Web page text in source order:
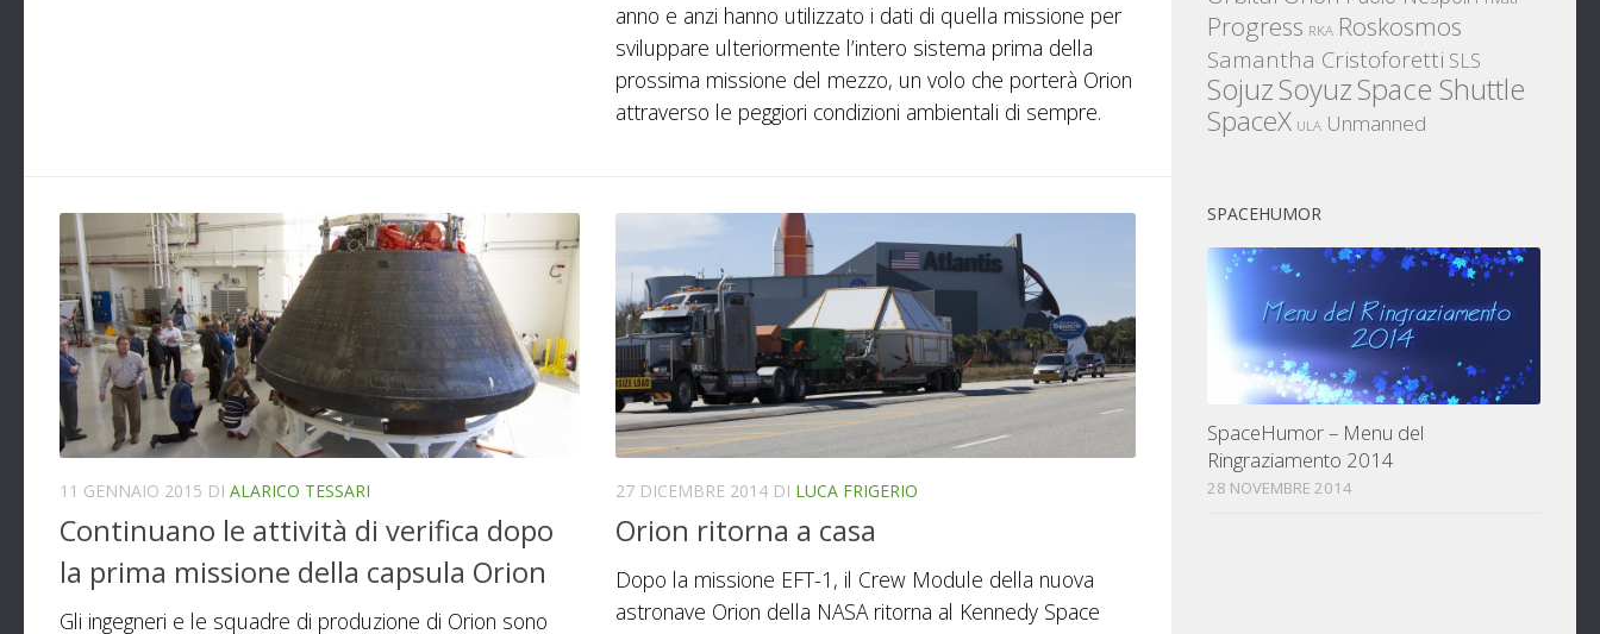
anno e anzi hanno utilizzato i dati di quella missione per
sviluppare ulteriormente l’intero sistema prima della
prossima missione del mezzo, un volo che porterà Orion
attraverso le peggiori condizioni ambientali di sempre.
11 GENNAIO 2015 DI ALARICO TESSARI
Continuano le attività di verifica dopo
la prima missione della capsula Orion
Gli ingegneri e le squadre di produzione di Orion sono
27 DICEMBRE 2014 DI LUCA FRIGERIO
Orion ritorna a casa
Dopo la missione EFT-1, il Crew Module della nuova
astronave Orion della NASA ritorna al Kennedy Space
Progress RKA Roskosmos
Samantha Cristoforetti SLS
SojuzSoyuzSpace Shuttle
SpaceX ULA Unmanned
SPACEHUMOR
SpaceHumor – Menu del
Ringraziamento 2014
28 NOVEMBRE 2014